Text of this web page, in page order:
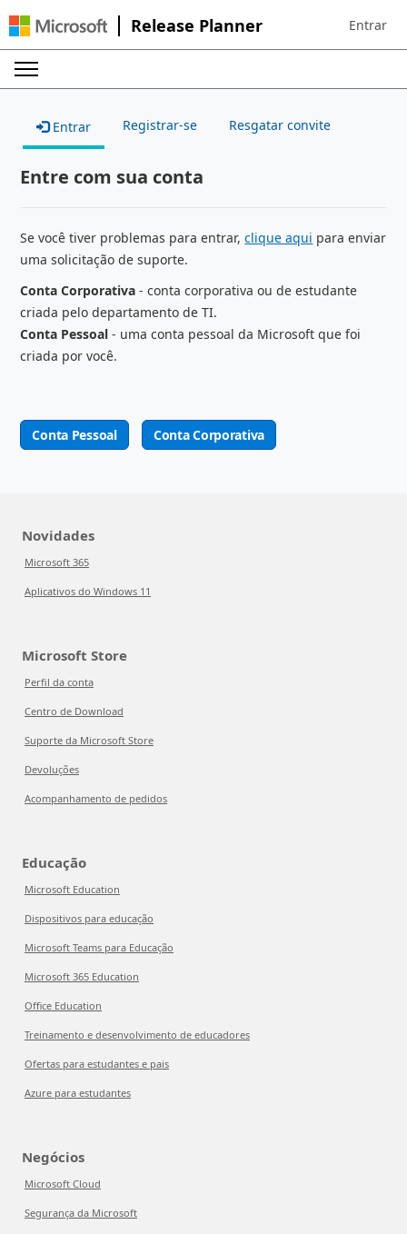
Release Planner Sign in to
Entrar
Entrar Registrar-se Resgatar convite
Entre com sua conta
Se você tiver problemas para entrar,clique aqui para enviar
uma solicitação de suporte.
Conta Corporativa - conta corporativa ou de estudante
criada pelo departamento de TI.
Conta Pessoal - uma conta pessoal da Microsoft que foi
criada por você.
Conta Pessoal Conta Corporativa
Novidades
Microsoft 365
Aplicativos do Windows 11
Microsoft Store
Perfil da conta
Centro de Download
Suporte da Microsoft Store
Devoluções
Acompanhamento de pedidos
Educação
Microsoft Education
Dispositivos para educação
Microsoft Teams para Educação
Microsoft 365 Education
Office Education
Treinamento e desenvolvimento de educadores
Ofertas para estudantes e pais
Azure para estudantes
Negócios
Microsoft Cloud
Segurança da Microsoft